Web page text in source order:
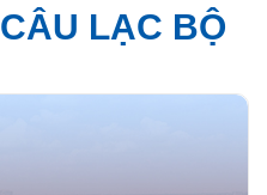
CÂU LẠC BỘ